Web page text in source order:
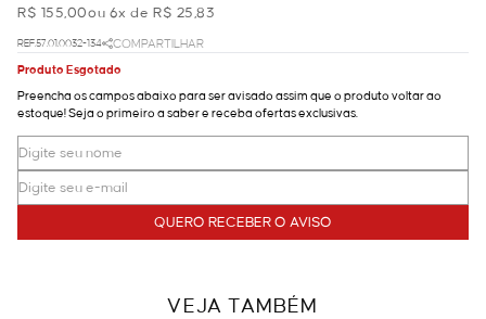
R$ 155,00ou 6x de R$ 25,83
REF.57.01.0032-134
COMPARTILHAR
Produto Esgotado
Preencha os campos abaixo para ser avisado assim que o produto voltar ao
estoque! Seja o primeiro a saber e receba ofertas exclusivas.
QUERO RECEBER O AVISO
VEJA TAMBÉM